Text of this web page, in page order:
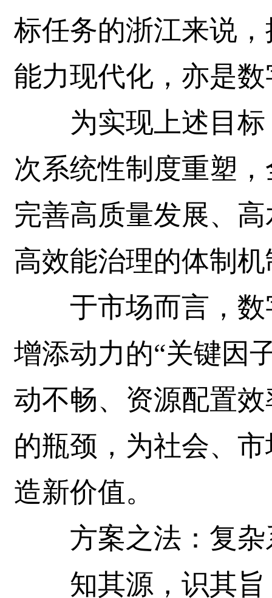
标任务的浙江来说
能力现代化，亦是
为实现上述目标
次系统性制度重塑
完善高质量发展、
高效能治理的体制
于市场而言，数
增添动力的“关键因
动不畅、资源配置
的瓶颈，为社会、
造新价值。
方案之法：复杂
知其源，识其旨